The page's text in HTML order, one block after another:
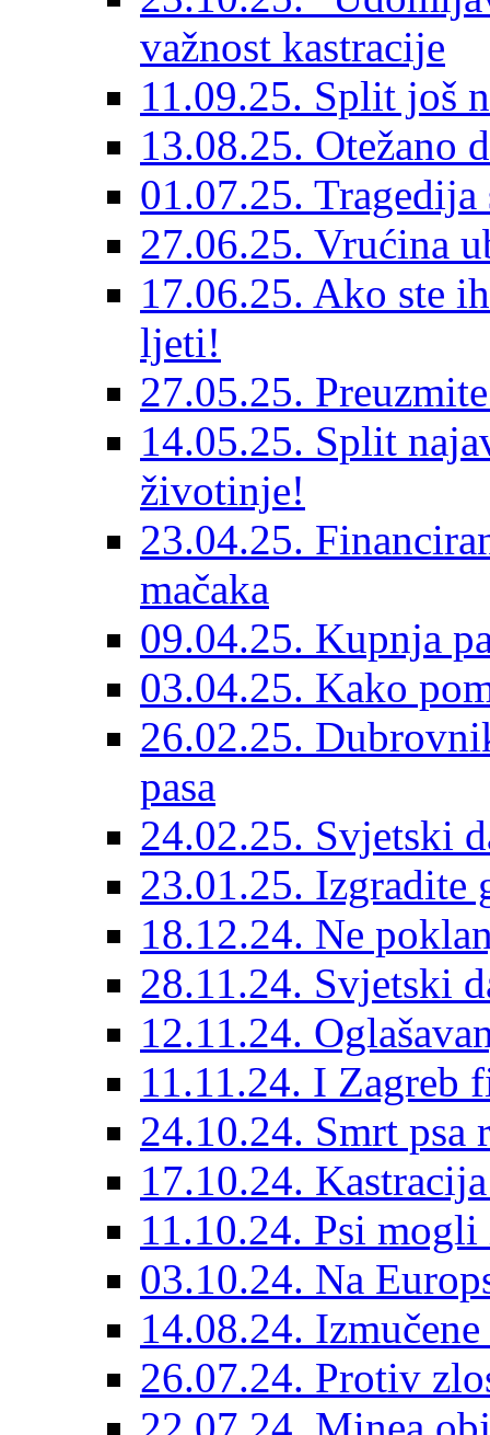
važnost kastracije
11.09.25. Split još
13.08.25. Otežano
01.07.25.
27.06.25. Vrućina
17.06.25. Ako ste
ljeti!
27.05.25.
14.05.25. Split
životinje!
23.04.25.
mačaka
09.04.25. Kupnja
03.04.25. Kako
26.02.25.
pasa
24.02.25. Svjetski
23.01.25. Izgradite
18.12.24. Ne
28.11.24. Svjetski
12.11.24.
11.11.24. I Zagreb
24.10.24. Smrt psa
17.10.24.
11.10.24. Psi
03.10.24. Na
14.08.24.
26.07.24. Protiv